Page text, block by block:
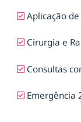
Aplicação
Cirurgia e
Consultas
Emergência